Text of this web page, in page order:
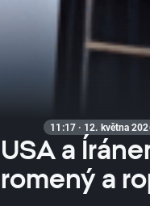
11:17 · 12. května
a
a